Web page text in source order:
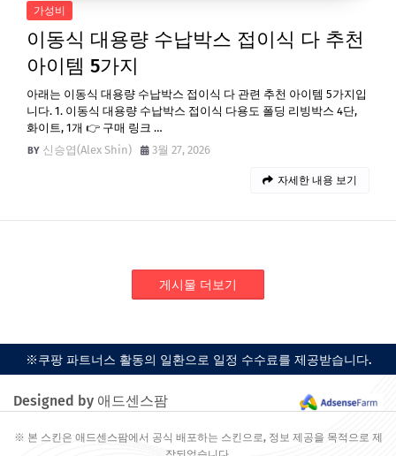
가성비
이동식 대용량 수납박스 접이식 다 추천
아이템 5가지
아래는 이동식 대용량 수납박스 접이식 다 관련 추천 아이템 5가지입
니다. 1. 이동식 대용량 수납박스 접이식 다용도 폴딩 리빙박스 4단,
화이트, 1개 👉 구매 링크 …
신승엽(Alex Shin)
3월 27, 2026
자세한 내용 보기
게시물 더보기
※쿠팡 파트너스 활동의 일환으로 일정 수수료를 제공받습니다.
Designed by 애드센스팜
※ 본 스킨은 애드센스팜에서 공식 배포하는 스킨으로, 정보 제공을 목적으로 제